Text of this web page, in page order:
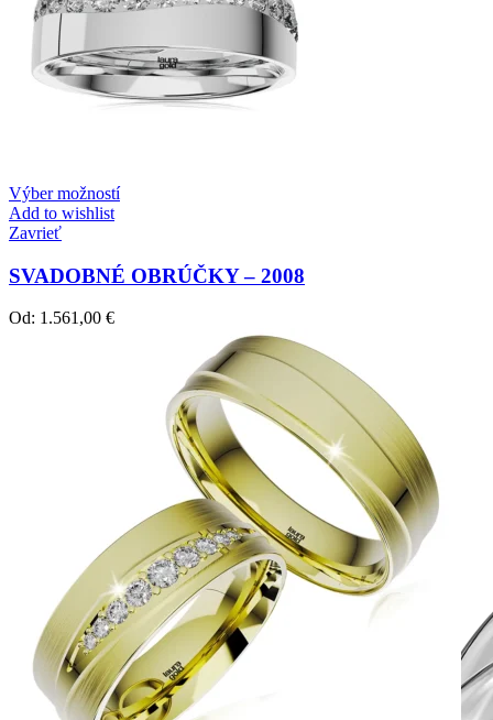
Výber možností
Add to wishlist
Zavrieť
SVADOBNÉ OBRÚČKY – 2008
Od: 1.561,00 €